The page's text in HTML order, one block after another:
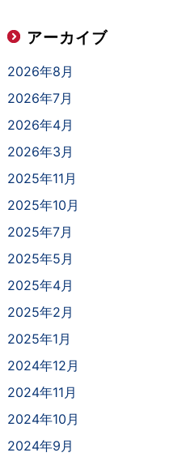
アーカイブ
2026年8月
2026年7月
2026年4月
2026年3月
2025年11月
2025年10月
2025年7月
2025年5月
2025年4月
2025年2月
2025年1月
2024年12月
2024年11月
2024年10月
2024年9月